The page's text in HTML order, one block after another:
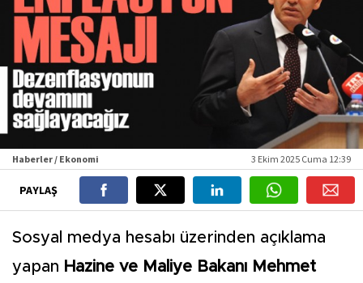
Haberler / Ekonomi 3 Ekim 2025 Cuma 12:39
PAYLAŞ
Sosyal medya hesabı üzerinden açıklama
yapan Hazine ve Maliye Bakanı Mehmet